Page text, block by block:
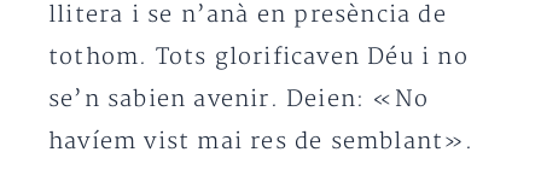
llitera i se n’anà en presència de
tothom. Tots glorificaven Déu i no
se’n sabien avenir. Deien: «No
havíem vist mai res de semblant».